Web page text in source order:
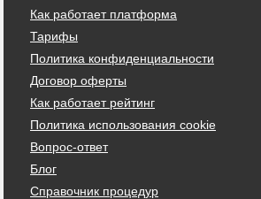
Как работает платформа
Тарифы
Политика конфиденциальности
Договор оферты
Как работает рейтинг
Политика использования cookie
Вопрос-ответ
Блог
Справочник процедур